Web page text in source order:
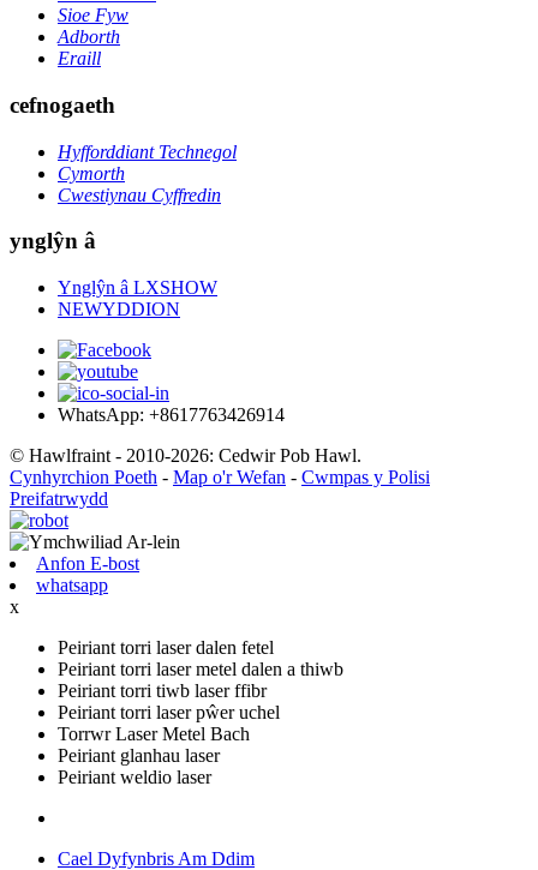
Sioe Fyw
Adborth
Eraill
cefnogaeth
Hyfforddiant Technegol
Cymorth
Cwestiynau Cyffredin
ynglŷn â
Ynglŷn â LXSHOW
NEWYDDION
WhatsApp: +8617763426914
© Hawlfraint - 2010-2026: Cedwir Pob Hawl.
Cynhyrchion Poeth - Map o'r Wefan - Cwmpas y Polisi
Preifatrwydd
Anfon E-bost
whatsapp
x
Peiriant torri laser dalen fetel
Peiriant torri laser metel dalen a thiwb
Peiriant torri tiwb laser ffibr
Peiriant torri laser pŵer uchel
Torrwr Laser Metel Bach
Peiriant glanhau laser
Peiriant weldio laser
Cael Dyfynbris Am Ddim